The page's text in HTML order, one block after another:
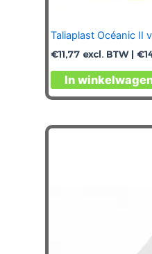
Taliaplast Océanic II
€11,77 excl. BTW | €
In